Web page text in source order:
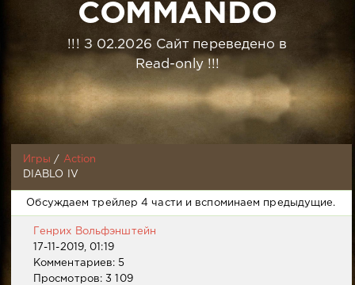
COMMANDO
!!! З 02.2026 Сайт переведено в
Read-only !!!
Игры /
Action
DIABLO IV
Обсуждаем трейлер 4 части и вспоминаем предыдущие.
Генрих Вольфэнштейн
17-11-2019, 01:19
Комментариев: 5
Просмотров: 3 109